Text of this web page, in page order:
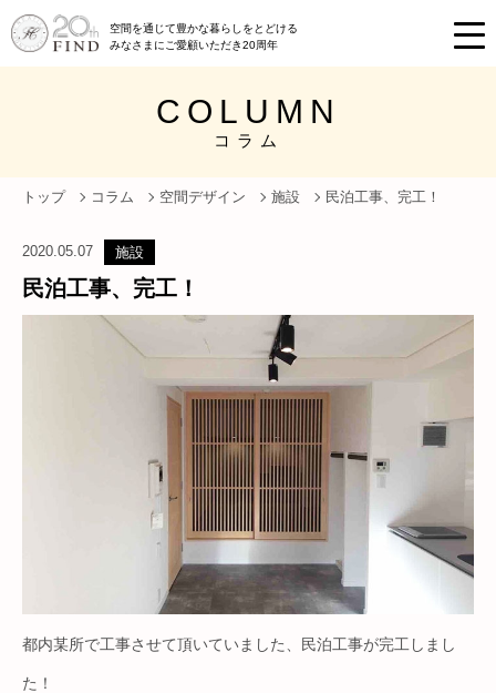
空間を通じて豊かな暮らしをとどける
みなさまにご愛顧いただき20周年
COLUMN
コラム
トップ コラム 空間デザイン 施設 民泊工事、完工！
2020.05.07 施設
民泊工事、完工！
都内某所で工事させて頂いていました、民泊工事が完工しまし
た！